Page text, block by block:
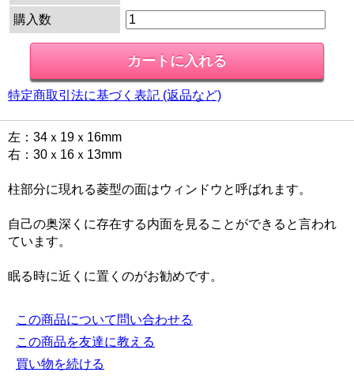
購入数
特定商取引法に基づく表記 (返品など)
左：34ｘ19ｘ16mm
右：30ｘ16ｘ13mm
柱部分に現れる菱型の面はウィンドウと呼ばれます。
自己の奥深くに存在する内面を見ることができると言われ
ています。
眠る時に近くに置くのがお勧めです。
この商品について問い合わせる
この商品を友達に教える
買い物を続ける